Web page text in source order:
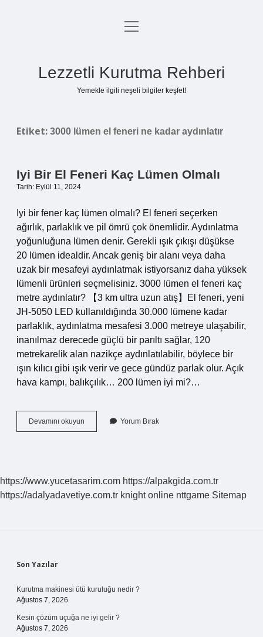
Anasayfa
menüyü
Lezzetli Kurutma Rehberi
Yemekle ilgili neşeli bilgiler keşfet!
Etiket: 3000 lümen el feneri ne kadar aydınlatır
Iyi Bir El Feneri Kaç Lümen Olmalı
Tarih: Eylül 11, 2024
Iyi bir fener kaç lümen olmalı? El feneri seçerken
ağırlık, parlaklık ve pil ömrü çok önemlidir. Aydınlatma
yoğunluğuna lümen denir. Gerekli ışık çıkışı düşükse
20 lümen idealdir. Ancak geniş bir alanı veya daha
uzak bir mesafeyi aydınlatmak istiyorsanız daha yüksek
lümenli ürünleri seçmelisiniz. 3000 lümen el feneri kaç
metre aydınlatır? 【3 km ultra uzun atış】El feneri, yeni
JH-5050 LED kullanıldığında 30.000 lümene kadar
parlaklık, aydınlatma mesafesi 3.000 metreye ulaşabilir,
inanılmaz derecede güçlü bir parıltı sağlar, 120
metrekarelik alan nazikçe aydınlatılabilir, böylece bir
ışın kılıcı gibi ışık verir ve gece gündüz parlak olur. Açık
hava kampı, balıkçılık… 200 lümen iyi mi?…
Devamını okuyun
Bir
Olmalı
Yorum Bırak
https://www.yucetasarim.com https://alpakgida.com.tr
https://adalyadavetiye.com.tr knight online nttgame Sitemap
Sidebar
Son Yazılar
Kurutma makinesi ütü kuruluğu nedir ?
Ağustos 7, 2026
Kesin çözüm uçuğa ne iyi gelir ?
Ağustos 7, 2026